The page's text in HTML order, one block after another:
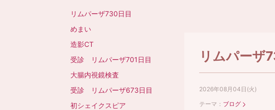
リムパーザ
2026年08月04日(火)
テーマ： ブログ
リムパーザ730日目
めまい
造影CT
受診 リムパーザ701日目
大腸内視鏡検査
受診 リムパーザ673日目
初シェイクスピア